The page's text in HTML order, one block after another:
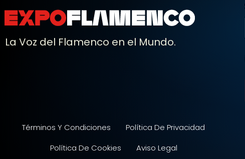
La Voz del Flamenco en el Mundo.
Términos Y Condiciones
Política De Privacidad
Política De Cookies
Aviso Legal